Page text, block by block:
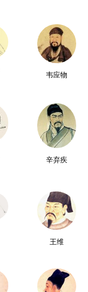
韦应物
辛弃疾
王维